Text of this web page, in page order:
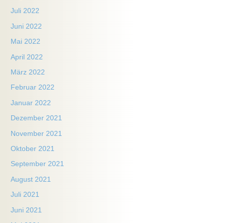
Juli 2022
Juni 2022
Mai 2022
April 2022
März 2022
Februar 2022
Januar 2022
Dezember 2021
November 2021
Oktober 2021
September 2021
August 2021
Juli 2021
Juni 2021